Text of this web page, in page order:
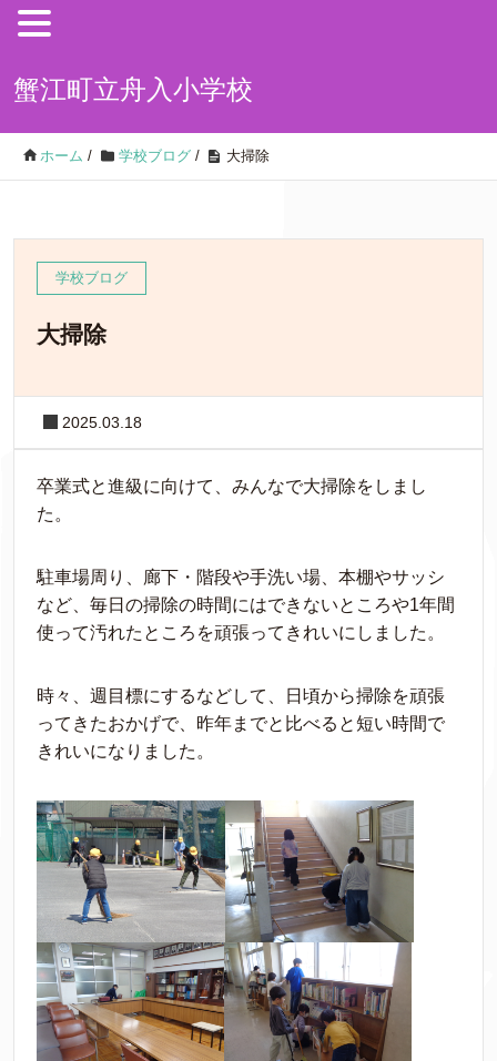
蟹江町立舟入小学校
ホーム / 学校ブログ / 大掃除
学校ブログ
大掃除
2025.03.18
卒業式と進級に向けて、みんなで大掃除をしまし
た。
駐車場周り、廊下・階段や手洗い場、本棚やサッシ
など、毎日の掃除の時間にはできないところや1年間
使って汚れたところを頑張ってきれいにしました。
時々、週目標にするなどして、日頃から掃除を頑張
ってきたおかげで、昨年までと比べると短い時間で
きれいになりました。